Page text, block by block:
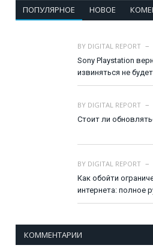
ПОПУЛЯРНОЕ НОВОЕ
BY DIGITAL REPORT
Sony Playstation
извиняться не будет
BY DIGITAL REPORT
Стоит ли
BY DIGITAL REPORT
Как обойти
интернета: полное
КОММЕНТАРИИ